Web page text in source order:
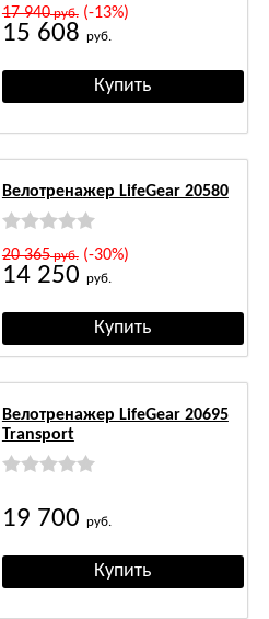
17 940руб.(-13%)
15 608 руб.
Велотренажер LifeGear 20580
20 365руб.(-30%)
14 250 руб.
Велотренажер LifeGear 20695
Transport
19 700 руб.